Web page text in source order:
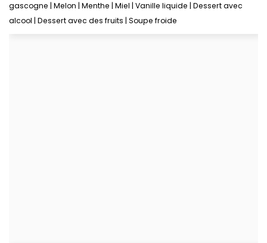
gascogne Melon Menthe Miel Vanille liquide Dessert avec
alcool Dessert avec des fruits Soupe froide